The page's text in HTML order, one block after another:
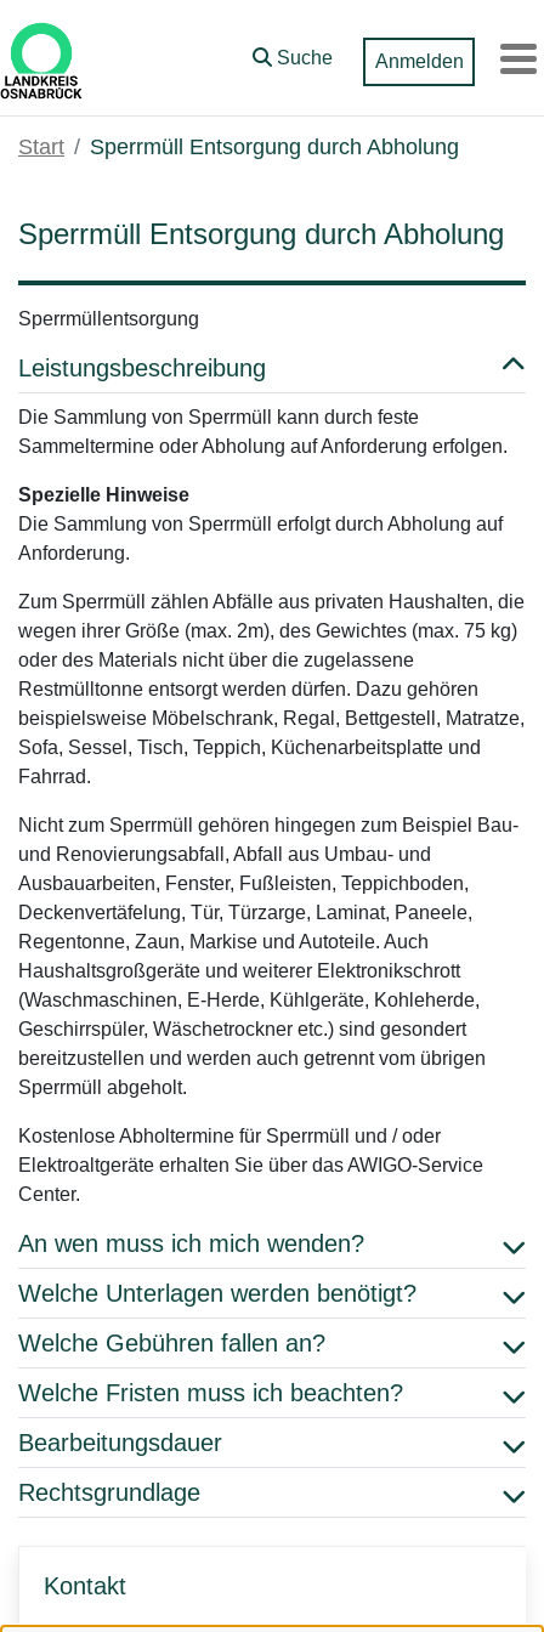
Zum Hauptinhalt springen
Suche
Anmelden
Start Sperrmüll Entsorgung durch Abholung
Sperrmüll Entsorgung durch Abholung
Sperrmüllentsorgung
Leistungsbeschreibung
Die Sammlung von Sperrmüll kann durch feste
Sammeltermine oder Abholung auf Anforderung erfolgen.
Spezielle Hinweise
Die Sammlung von Sperrmüll erfolgt durch Abholung auf
Anforderung.
Zum Sperrmüll zählen Abfälle aus privaten Haushalten, die
wegen ihrer Größe (max. 2m), des Gewichtes (max. 75 kg)
oder des Materials nicht über die zugelassene
Restmülltonne entsorgt werden dürfen. Dazu gehören
beispielsweise Möbelschrank, Regal, Bettgestell, Matratze,
Sofa, Sessel, Tisch, Teppich, Küchenarbeitsplatte und
Fahrrad.
Nicht zum Sperrmüll gehören hingegen zum Beispiel Bau-
und Renovierungsabfall, Abfall aus Umbau- und
Ausbauarbeiten, Fenster, Fußleisten, Teppichboden,
Deckenvertäfelung, Tür, Türzarge, Laminat, Paneele,
Regentonne, Zaun, Markise und Autoteile. Auch
Haushaltsgroßgeräte und weiterer Elektronikschrott
(Waschmaschinen, E-Herde, Kühlgeräte, Kohleherde,
Geschirrspüler, Wäschetrockner etc.) sind gesondert
bereitzustellen und werden auch getrennt vom übrigen
Sperrmüll abgeholt.
Kostenlose Abholtermine für Sperrmüll und / oder
Elektroaltgeräte erhalten Sie über das AWIGO-Service
Center.
An wen muss ich mich wenden?
Welche Unterlagen werden benötigt?
Welche Gebühren fallen an?
Welche Fristen muss ich beachten?
Bearbeitungsdauer
Rechtsgrundlage
Kontakt